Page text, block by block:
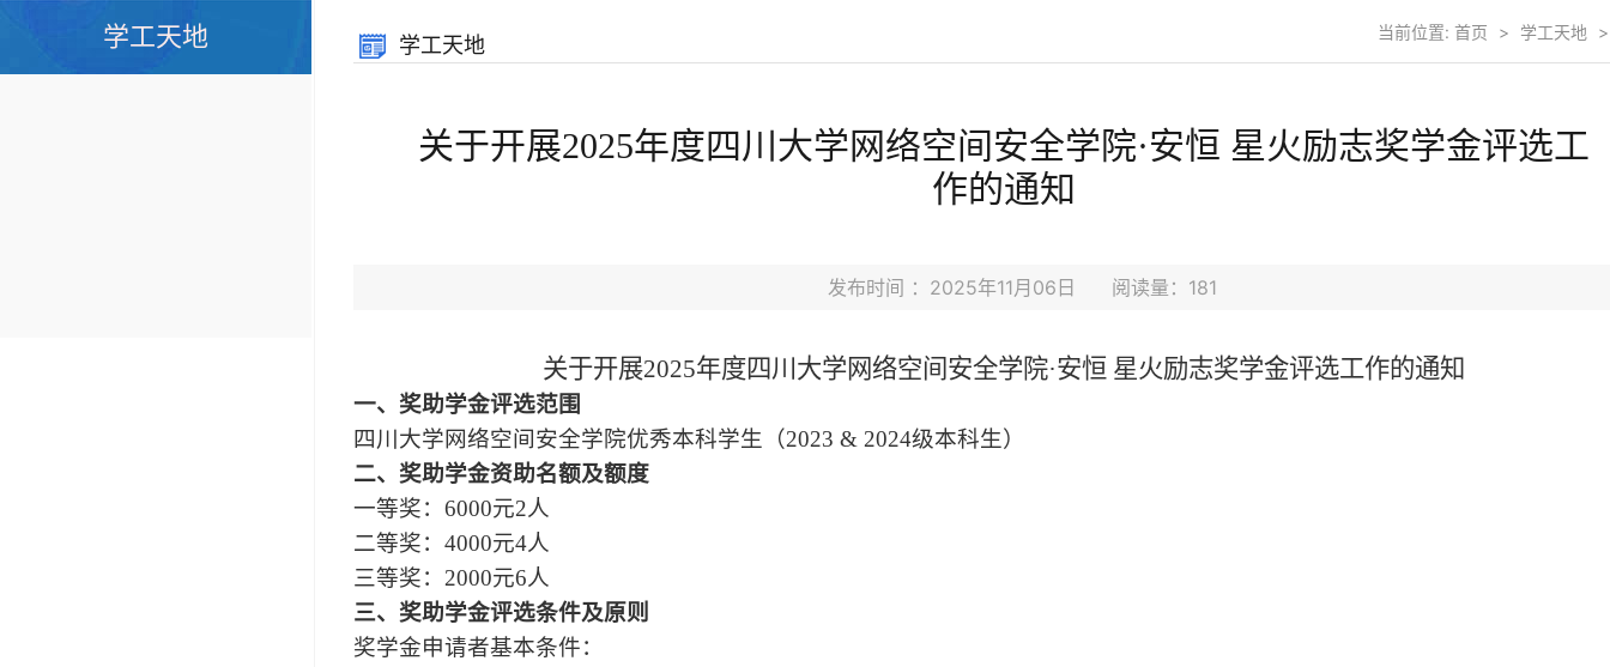
学工天地 学工天地
当前位置: 首页 > 学工天地 >
关于开展2025年度四川大学网络空间安全学院·安恒 星火励志奖学金评选工
作的通知
发布时间 ：2025年11月06日 阅读量： 181
关于开展2025年度四川大学网络空间安全学院·安恒 星火励志奖学金评选工作的通知
一、奖助学金评选范围
四川大学网络空间安全学院优秀本科学生（2023 & 2024级本科生）
二、奖助学金资助名额及额度
一等奖：6000元2人
二等奖：4000元4人
三等奖：2000元6人
三、奖助学金评选条件及原则
奖学金申请者基本条件：